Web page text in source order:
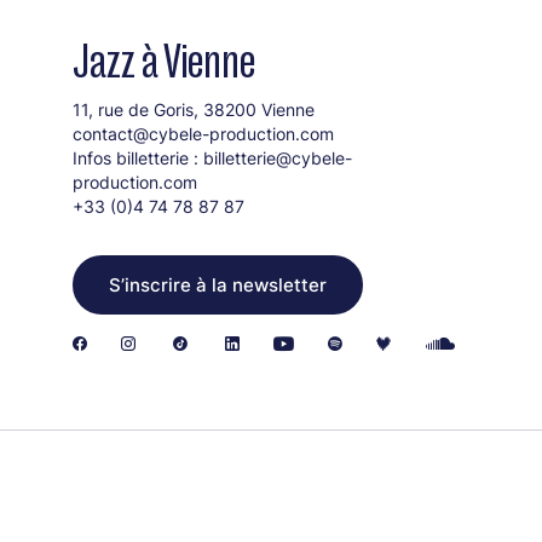
Jazz à Vienne
11, rue de Goris, 38200 Vienne
contact@cybele-production.com
Infos billetterie : billetterie@cybele-
production.com
+33 (0)4 74 78 87 87
S’inscrire à la newsletter